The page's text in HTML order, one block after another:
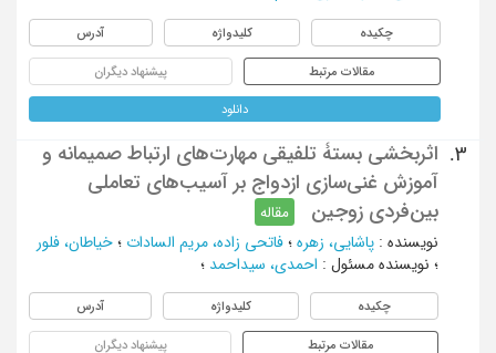
چکیده کلیدواژه آدرس
مقالات مرتبط پیشنهاد دیگران
دانلود
3.
اثربخشی بستۀ تلفیقی مهارت‌های ارتباط صمیمانه و
آموزش غنی‌سازی ازدواج بر آسیب‌های تعاملی
بین‌فردی زوجین
مقاله
نویسنده : پاشایی، زهره ؛ فاتحی زاده، مریم السادات ؛ خیاطان، فلور
؛ نویسنده مسئول : احمدی، سیداحمد ؛
چکیده کلیدواژه آدرس
مقالات مرتبط پیشنهاد دیگران